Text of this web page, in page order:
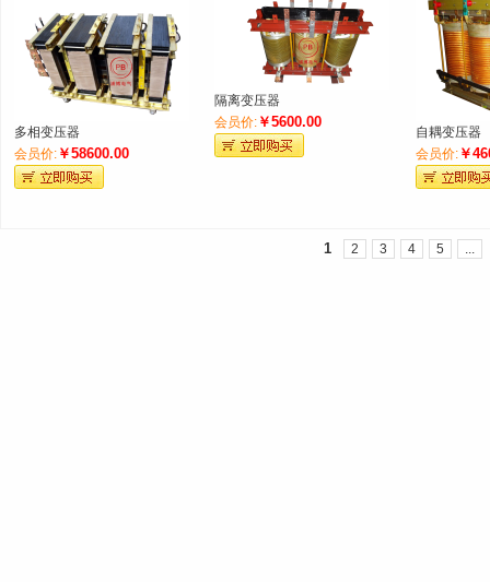
多相变压器
会员价:￥58600.00
隔离变压器
会员价: ￥5600.00
自耦变压器
会员价: ￥
1 2 3 4 5 ...